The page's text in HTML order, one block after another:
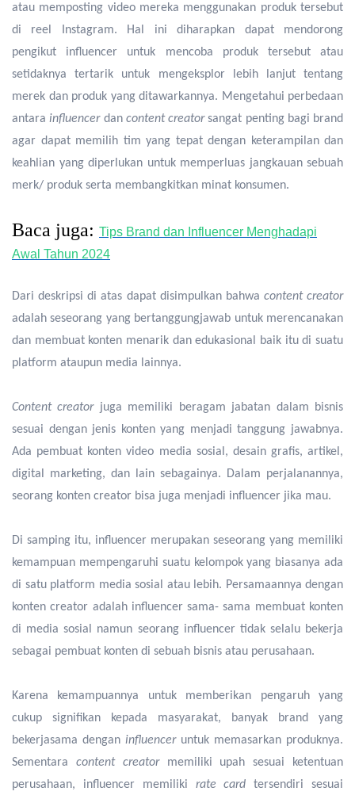
atau memposting video mereka menggunakan produk tersebut
di reel Instagram. Hal ini diharapkan dapat mendorong
pengikut influencer untuk mencoba produk tersebut atau
setidaknya tertarik untuk mengeksplor lebih lanjut tentang
merek dan produk yang ditawarkannya. Mengetahui perbedaan
antarainfluencerdan content creatorsangat penting bagi brand
agar dapat memilih tim yang tepat dengan keterampilan dan
keahlian yang diperlukan untuk memperluas jangkauan sebuah
merk/ produk serta membangkitkan minat konsumen.
Baca juga: Tips Brand dan Influencer Menghadapi
Awal Tahun 2024
Dari deskripsi di atas dapat disimpulkan bahwa content creator
adalah seseorang yang bertanggungjawab untuk merencanakan
dan membuat konten menarik dan edukasional baik itu di suatu
platform ataupun media lainnya.
Content creatorjuga memiliki beragam jabatan dalam bisnis
sesuai dengan jenis konten yang menjadi tanggung jawabnya.
Ada pembuat konten video media sosial, desain grafis, artikel,
digital marketing, dan lain sebagainya. Dalam perjalanannya,
seorang konten creator bisa juga menjadi influencer jika mau.
Di samping itu, influencer merupakan seseorang yang memiliki
kemampuan mempengaruhi suatu kelompok yang biasanya ada
di satu platform media sosial atau lebih. Persamaannya dengan
konten creator adalah influencer sama- sama membuat konten
di media sosial namun seorang influencer tidak selalu bekerja
sebagai pembuat konten di sebuah bisnis atau perusahaan.
Karena kemampuannya untuk memberikan pengaruh yang
cukup signifikan kepada masyarakat, banyak brand yang
bekerjasama dengan influenceruntuk memasarkan produknya.
Sementara content creatormemiliki upah sesuai ketentuan
perusahaan, influencer memiliki rate card tersendiri sesuai